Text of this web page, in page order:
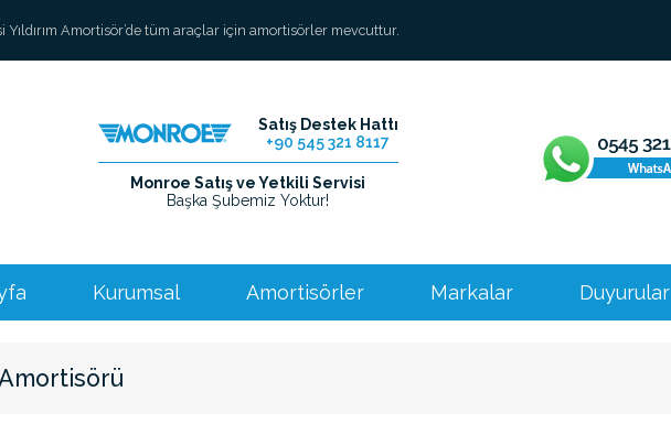
Amortisör’de tüm araçlar için amortisörler mevcuttur.
Satış Destek Hattı
+90 545 321 8117
Monroe Satış ve Yetkili Servisi
Başka Şubemiz Yoktur!
Kurumsal Amortisörler Markalar Duyurular